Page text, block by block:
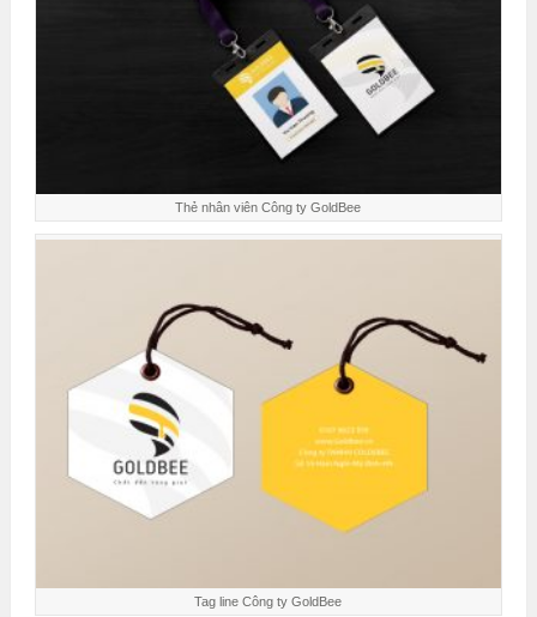
Thẻ nhân viên Công ty GoldBee
Tag line Công ty GoldBee